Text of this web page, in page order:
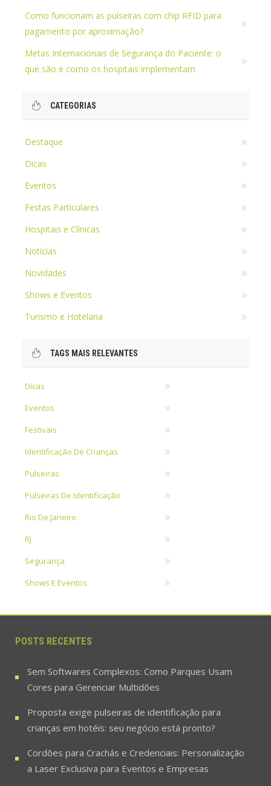
Como funcionam as pulseiras com chip RFID para
pagamento por aproximação?
Metas Internacionais de Segurança do Paciente: o
que são e como os hospitais implementam
CATEGORIAS
Destaque
Dicas
Eventos
Festas Particulares
Hospitais e Clínicas
Notícias
Novidades
Shows e Eventos
Turismo e Hotelaria
TAGS MAIS RELEVANTES
Dicas
Eventos
Festivais
Identificação De Crianças
Pulseiras
Pulseiras De Identificação
Rio De Janeiro
RJ
Segurança
Shows E Eventos
POSTS RECENTES
Sem Softwares Complexos: Como Parques Usam
Cores para Gerenciar Multidões
Proposta exige pulseiras de identificação para
crianças em hotéis: seu negócio está pronto?
Cordões para Crachás e Credenciais: Personalização
a Laser Exclusiva para Eventos e Empresas